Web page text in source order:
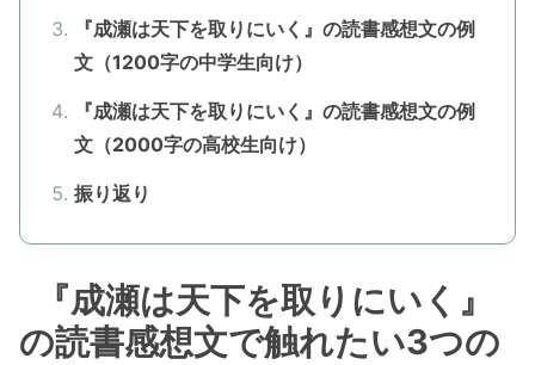
『成瀬は天下を取りにいく』の読書感想文の例
文（1200字の中学生向け）
『成瀬は天下を取りにいく』の読書感想文の例
文（2000字の高校生向け）
振り返り
『成瀬は天下を取りにいく』
の読書感想文で触れたい3つの